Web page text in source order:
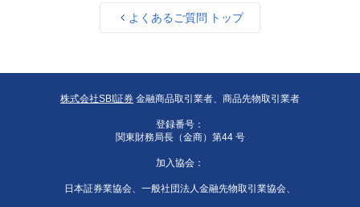
よくあるご質問 トップ
株式会社SBI証券 金融商品取引業者、商品先物取引業者
登録番号：
関東財務局長（金商）第44 号
加入協会：
日本証券業協会、一般社団法人金融先物取引業協会、